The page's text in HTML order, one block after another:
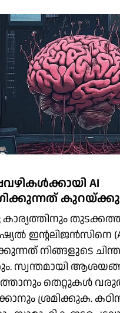
AI
ഇന്റലിജൻസിനെ
നിങ്ങളുടെ
സ്വന്തമായി
തെറ്റുകൾ
ശ്രമിക്കുക.